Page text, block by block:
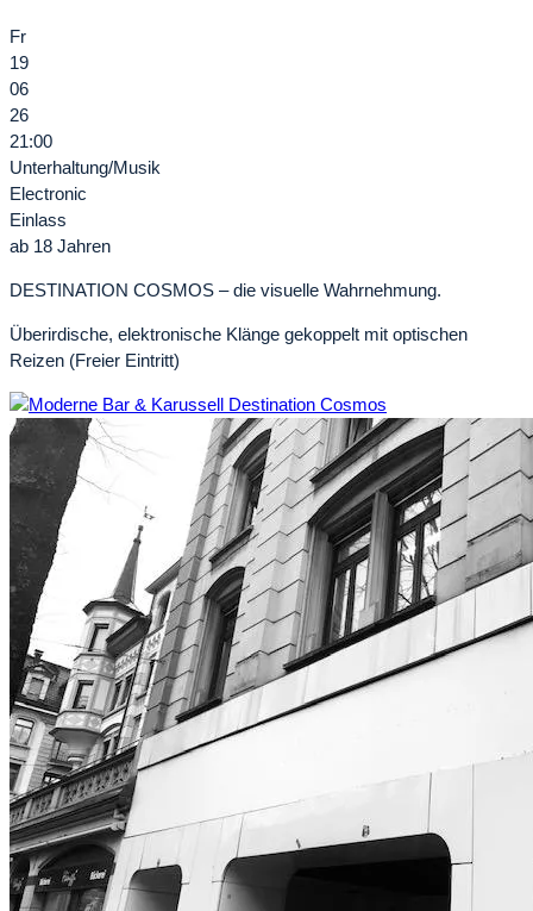
Fr
19
06
26
21:00
Unterhaltung/Musik
Electronic
Einlass
ab 18 Jahren
DESTINATION COSMOS – die visuelle Wahrnehmung.
Überirdische, elektronische Klänge gekoppelt mit optischen
Reizen (Freier Eintritt)